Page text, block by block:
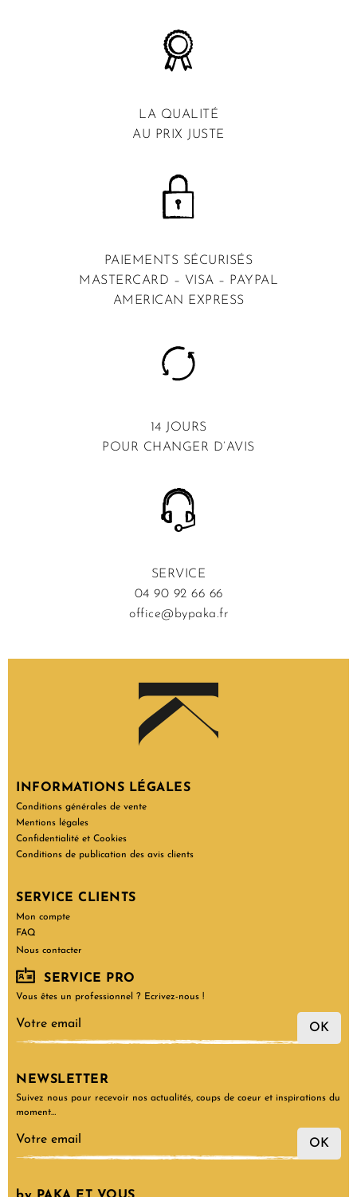
LA QUALITÉ
AU PRIX JUSTE
PAIEMENTS SÉCURISÉS
MASTERCARD – VISA – PAYPAL
AMERICAN EXPRESS
14 JOURS
POUR CHANGER D’AVIS
SERVICE
04 90 92 66 66
office@bypaka.fr
INFORMATIONS LÉGALES
Conditions générales de vente
Mentions légales
Confidentialité et Cookies
Conditions de publication des avis clients
SERVICE CLIENTS
Mon compte
FAQ
Nous contacter
SERVICE PRO
Vous êtes un professionnel ? Ecrivez-nous !
OK
NEWSLETTER
Suivez nous pour recevoir nos actualités, coups de coeur et inspirations du
moment…
OK